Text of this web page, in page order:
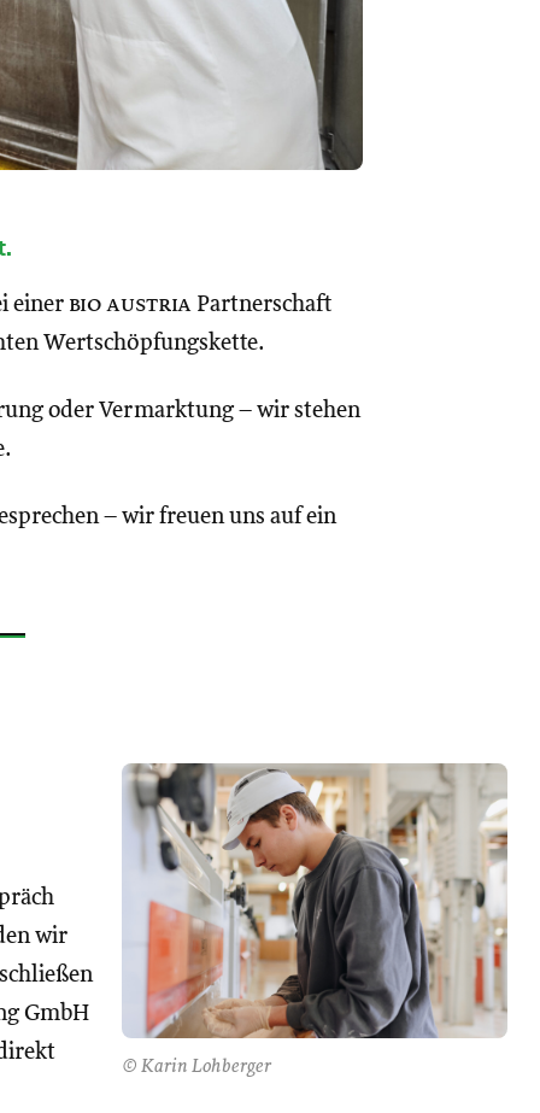
einer bio austria Partnerschaft
Wertschöpfungskette.
oder Vermarktung – wir stehen
– wir freuen uns auf ein
© Karin Lohberger
wir
GmbH